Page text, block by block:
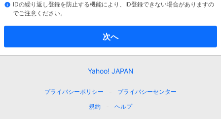
IDの繰り返し登録を防止する機能により、ID登録できない場合がありますの
でご注意ください。
次へ
Yahoo! JAPAN
プライバシーポリシー
プライバシーセンター
規約
ヘルプ